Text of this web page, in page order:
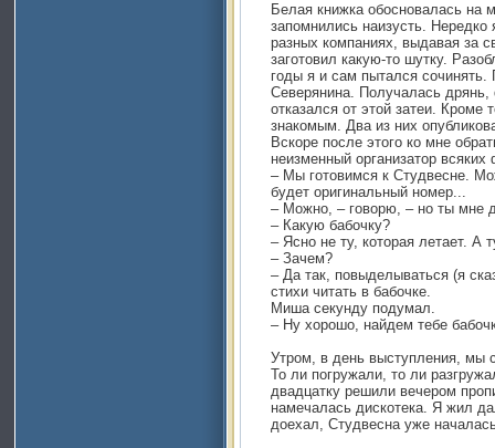
Белая книжка обосновалась на
запомнились наизусть.
разных кoмпаниях, выдавая за
заготовил какую-то шутку.
годы я и сам пытался сочинять.
Северянина. Получалась
отказался от этой затеи. Кроме
знакомым. Два из них
Вскоре после этого ко мне
неизменный организатор всяких
– Мы готовимся к Студвесне.
будет оригинальный номер...
– Можно, – говорю, – но ты мне
– Какую бабочку?
– Ясно не ту, которая летает. А
– Зачем?
– Да так, повыделываться (я
стихи читать в бабочке.
Миша секунду подумал.
– Ну хорошо, найдем тебе
Утром, в день выступления, мы
То ли погружали, то ли
двадцатку решили вечером
намечалась дискотека. Я жил
доехал, Студвеснa уже